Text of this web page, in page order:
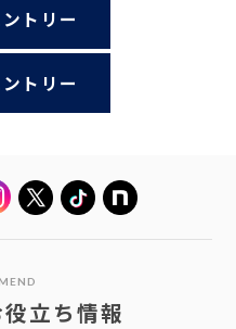
トリー
トリー
立ち情報